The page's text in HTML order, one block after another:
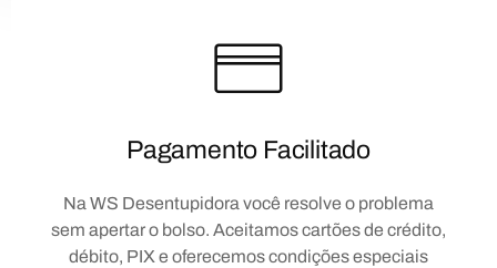
Pagamento Facilitado
Na WS Desentupidora você resolve o problema
sem apertar o bolso. Aceitamos cartões de crédito,
débito, PIX e oferecemos condições especiais